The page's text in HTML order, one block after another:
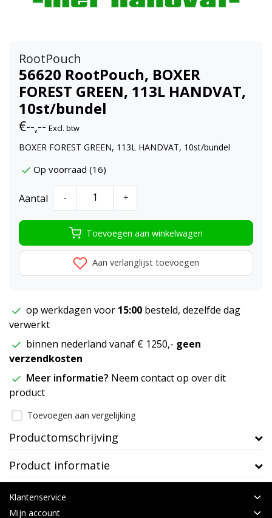
RootPouch
56620 RootPouch, BOXER
FOREST GREEN, 113L HANDVAT,
10st/bundel
€--,-- Excl. btw
BOXER FOREST GREEN, 113L HANDVAT, 10st/bundel
Op voorraad (16)
Aantal - +
Toevoegen aan winkelwagen
Aan verlanglijst toevoegen
op werkdagen voor 15:00 besteld, dezelfde dag
verwerkt
binnen nederland vanaf € 1250,- geen
verzendkosten
Meer informatie? Neem contact op over dit
product
Toevoegen aan vergelijking
Productomschrijving
Product informatie
Klantenservice
Mijn account